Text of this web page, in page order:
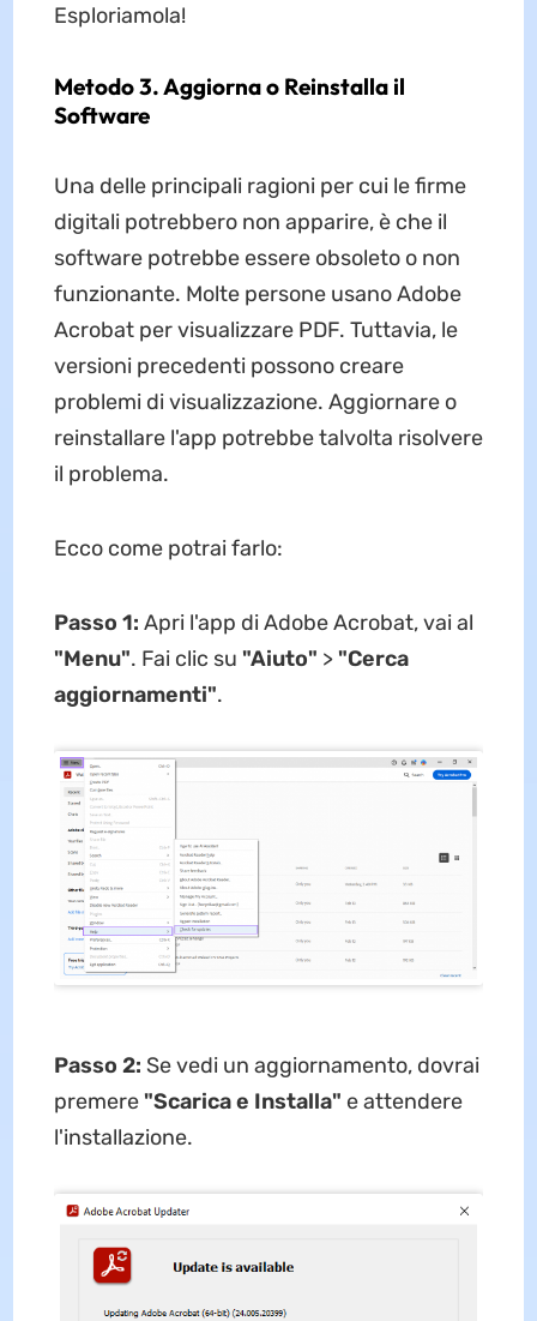
Esploriamola!
Metodo 3. Aggiorna o Reinstalla il
Software
Una delle principali ragioni per cui le firme
digitali potrebbero non apparire, è che il
software potrebbe essere obsoleto o non
funzionante. Molte persone usano Adobe
Acrobat per visualizzare PDF. Tuttavia, le
versioni precedenti possono creare
problemi di visualizzazione. Aggiornare o
reinstallare l'app potrebbe talvolta risolvere
il problema.
Ecco come potrai farlo:
Passo 1: Apri l'app di Adobe Acrobat, vai al
"Menu". Fai clic su "Aiuto" > "Cerca
aggiornamenti".
Passo 2: Se vedi un aggiornamento, dovrai
premere "Scarica e Installa" e attendere
l'installazione.